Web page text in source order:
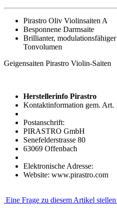
Pirastro Oliv Violinsaiten A
Besponnene Darmsaite
Brillianter,
Tonvolumen
Geigensaiten Pirastro Violin-Saiten
Herstellerinfo Pirastro
Kontaktinformation gem. Art.
Postanschrift:
PIRASTRO GmbH
Senefelderstrasse 80
63069 Offenbach
Elektronische Adresse:
Website: www.pirastro.com
Eine Frage zu diesem Artikel stellen